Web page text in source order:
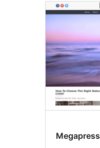
Megapress